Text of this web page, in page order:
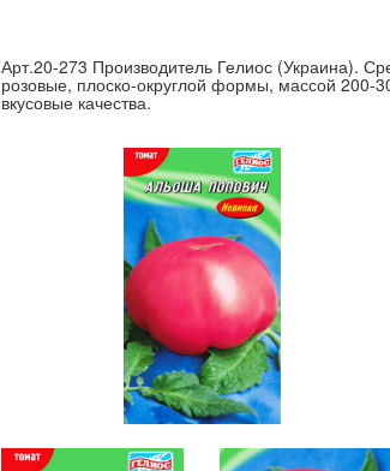
Арт.20-273 Производитель Гелиос (Украина).
розовые, плоско-округлой формы, массой 200-
вкусовые качества.